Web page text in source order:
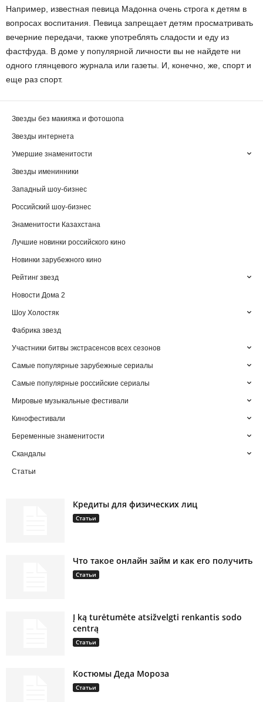
Например, известная певица Мадонна очень строга к детям в
вопросах воспитания. Певица запрещает детям просматривать
вечерние передачи, также употреблять сладости и еду из
фастфуда. В доме у популярной личности вы не найдете ни
одного глянцевого журнала или газеты. И, конечно, же, спорт и
еще раз спорт.
Звезды без макияжа и фотошопа
Звезды интернета
Умершие знаменитости
Звезды именинники
Западный шоу-бизнес
Российский шоу-бизнес
Знаменитости Казахстана
Лучшие новинки российского кино
Новинки зарубежного кино
Рейтинг звезд
Новости Дома 2
Шоу Холостяк
Фабрика звезд
Участники битвы экстрасенсов всех сезонов
Самые популярные зарубежные сериалы
Самые популярные российские сериалы
Мировые музыкальные фестивали
Кинофестивали
Беременные знаменитости
Скандалы
Статьи
Кредиты для физических лиц
Статьи
Что такое онлайн займ и как его получить
Статьи
Į ką turėtumėte atsižvelgti renkantis sodo
centrą
Статьи
Костюмы Деда Мороза
Статьи